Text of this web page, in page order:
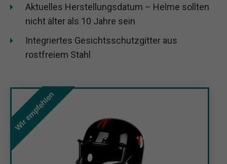
Aktuelles Herstellungsdatum – Helme sollten
nicht älter als 10 Jahre sein
Integriertes Gesichtsschutzgitter aus
rostfreiem Stahl
Wir empfehlen